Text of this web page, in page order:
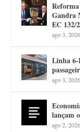
Gandra
EC 132/
ago 3, 2026
Linha
ago 3, 2026
lançam
ago 2, 2026